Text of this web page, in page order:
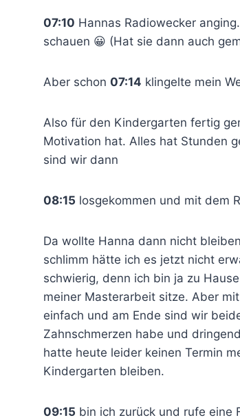
07:10 Hannas Radiowecker
schauen 😀 (Hat sie dann auch
Aber schon 07:14 klingelte mein
Also für den Kindergarten fertig
Motivation hat. Alles hat Stunden
sind wir dann
08:15 losgekommen und mit dem
Da wollte Hanna dann nicht
schlimm hätte ich es jetzt nicht
schwierig, denn ich bin ja zu
meiner Masterarbeit sitze. Aber
einfach und am Ende sind wir
Zahnschmerzen habe und
hatte heute leider keinen Termin
Kindergarten bleiben.
09:15 bin ich zurück und rufe eine